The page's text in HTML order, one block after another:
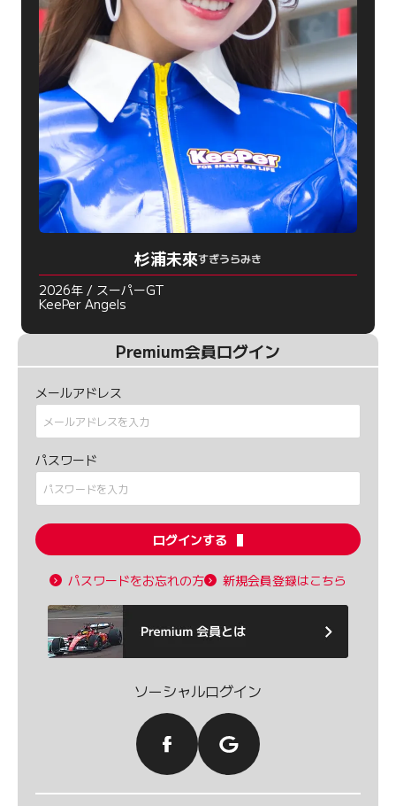
杉浦未來すぎうらみき
2026年 / スーパーGT
KeePer Angels
Premium会員ログイン
メールアドレス
パスワード
ログインする
パスワードをお忘れの方 新規会員登録はこちら
ソーシャルログイン